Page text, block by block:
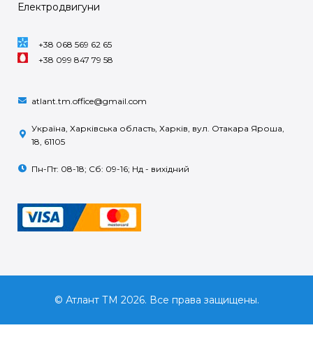
Електродвигуни
+38 068 569 62 65
+38 099 847 79 58
atlant.tm.office@gmail.com
Україна, Харківська область, Харків, вул. Отакара Яроша,
18, 61105
Пн-Пт: 08-18; Сб: 09-16; Нд - вихідний
© Атлант ТМ 2026. Все права защищены.